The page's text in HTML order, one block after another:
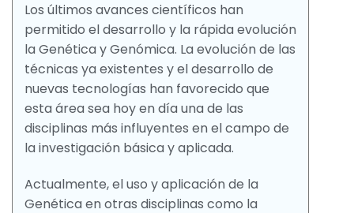
Los últimos avances científicos han
permitido el desarrollo y la rápida evolución
la Genética y Genómica. La evolución de las
técnicas ya existentes y el desarrollo de
nuevas tecnologías han favorecido que
esta área sea hoy en día una de las
disciplinas más influyentes en el campo de
la investigación básica y aplicada.
Actualmente, el uso y aplicación de la
Genética en otras disciplinas como la